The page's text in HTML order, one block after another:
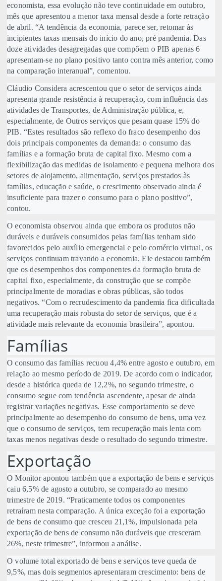
economista, essa evolução não teve continuidade em outubro,
mês que apresentou a menor taxa mensal desde a forte retração
de abril. “A tendência da economia, parece ser, retomar às
incipientes taxas mensais do início do ano, pré pandemia. Das
doze atividades desagregadas que compõem o PIB apenas 6
apresentam-se no plano positivo tanto contra mês anterior, como
na comparação interanual”, comentou.
Cláudio Considera acrescentou que o setor de serviços ainda
apresenta grande resistência à recuperação, com influência das
atividades de Transportes, de Administração pública, e,
especialmente, de Outros serviços que pesam quase 15% do
PIB. “Estes resultados são reflexo do fraco desempenho dos
dois principais componentes da demanda: o consumo das
famílias e a formação bruta de capital fixo. Mesmo com a
flexibilização das medidas de isolamento e pequena melhora dos
setores de alojamento, alimentação, serviços prestados às
famílias, educação e saúde, o crescimento observado ainda é
insuficiente para trazer o consumo para o plano positivo”,
contou.
O economista observou ainda que embora os produtos não
duráveis e duráveis consumidos pelas famílias tenham sido
favorecidos pelo auxílio emergencial e pelo comércio virtual, os
serviços continuam travando a economia. Ele destacou também
que os desempenhos dos componentes da formação bruta de
capital fixo, especialmente, da construção que se compõe
principalmente de moradias e obras públicas, são todos
negativos. “Com o recrudescimento da pandemia fica dificultada
uma recuperação mais robusta do setor de serviços, que é a
atividade mais relevante da economia brasileira”, apontou.
Famílias
O consumo das famílias recuou 4,4% entre agosto e outubro, em
relação ao mesmo período de 2019. De acordo com o indicador,
desde a histórica queda de 12,2%, no segundo trimestre, o
consumo segue com tendência ascendente, apesar de ainda
registrar variações negativas. Esse comportamento se deve
principalmente ao desempenho do consumo de bens, uma vez
que o consumo de serviços, tem recuperação mais lenta com
taxas menos negativas desde o resultado do segundo trimestre.
Exportação
O Monitor apontou também que a exportação de bens e serviços
caiu 6,5% de agosto a outubro, se comparado ao mesmo
trimestre de 2019. “Praticamente todos os componentes
retraíram nesta comparação. A única exceção foi a exportação
de bens de consumo que cresceu 21,1%, impulsionada pela
exportação de bens de consumo não duráveis que cresceram
26%, neste trimestre”, informou a análise.
O volume total exportado de bens e serviços teve queda de
9,5%, mas dois segmentos apresentaram crescimento: bens de